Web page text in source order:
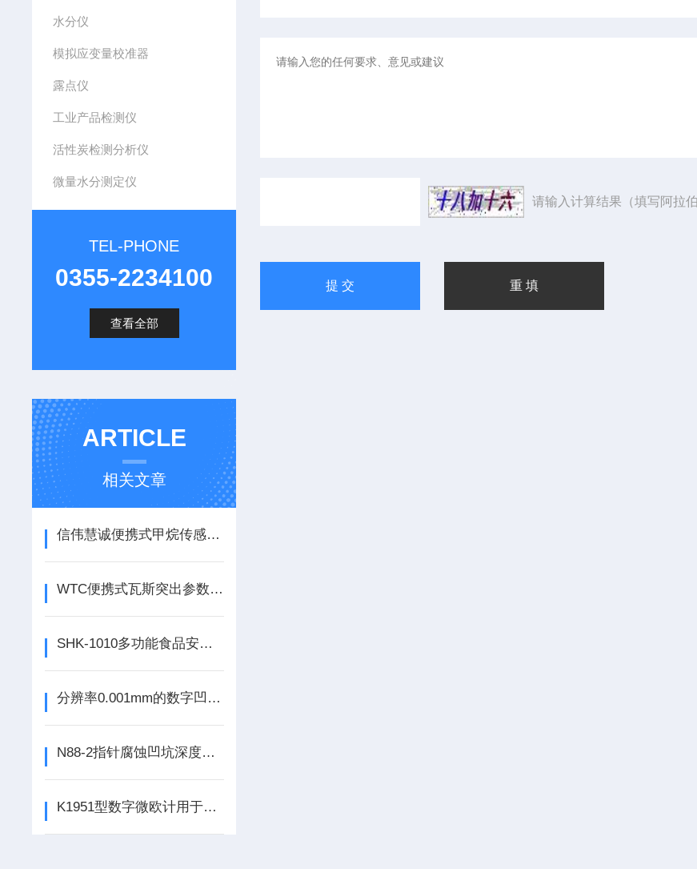
水分仪
模拟应变量校准器
露点仪
工业产品检测仪
活性炭检测分析仪
微量水分测定仪
TEL-PHONE
0355-2234100
查看全部
ARTICLE
相关文章
信伟慧诚便携式甲烷传感器校验仪配0.7L钢瓶两个！
WTC便携式瓦斯突出参数仪用于测定煤与瓦斯突出预测预报参数
SHK-1010多功能食品安全检测一体机！
分辨率0.001mm的数字凹坑仪量程12.7mm基面70与80mm可选
N88-2指针腐蚀凹坑深度测定仪技术参数附仪器实物图供参考！
K1951型数字微欧计用于低电阻的测量！
请输入计算结果（填写阿拉